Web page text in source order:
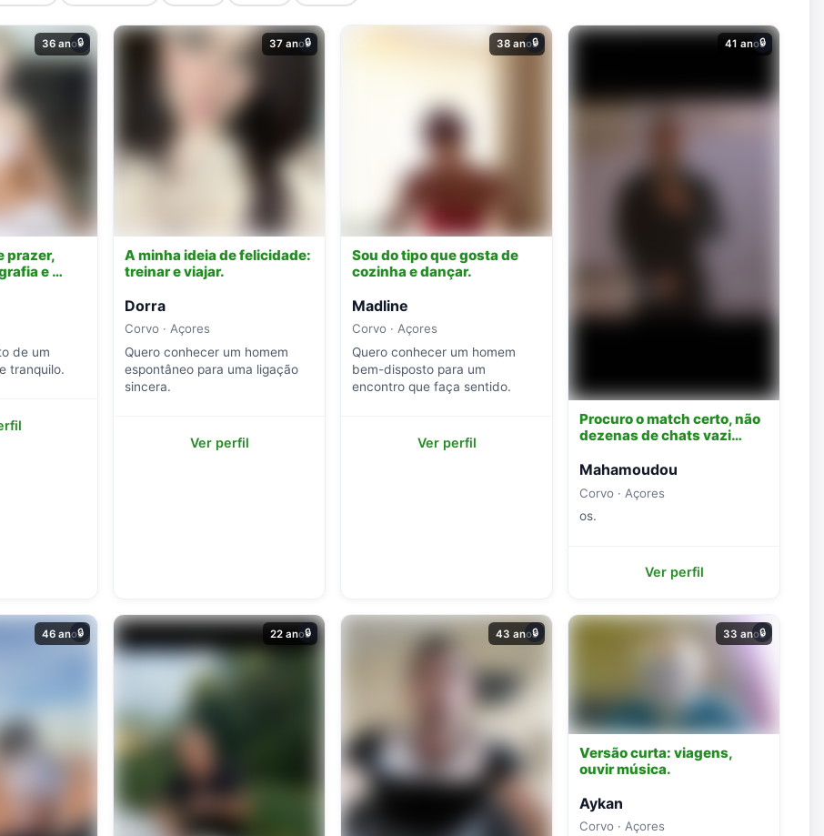
36 anos
🔒
prazer,
e …
de um
tranquilo.
37 anos
🔒
A minha ideia de felicidade:
treinar e viajar.
Dorra
Corvo · Açores
Quero conhecer um homem
espontâneo para uma ligação
sincera.
Ver perfil
38 anos
🔒
Sou do tipo que gosta de
cozinha e dançar.
Madline
Corvo · Açores
Quero conhecer um homem
bem-disposto para um
encontro que faça sentido.
Ver perfil
41 anos
🔒
Procuro o match certo, não
dezenas de chats vazi…
Mahamoudou
Corvo · Açores
os.
Ver perfil
46 anos
🔒 22 anos
🔒 43 anos
🔒 33 anos
🔒
Versão curta: viagens,
ouvir música.
Aykan
Corvo · Açores